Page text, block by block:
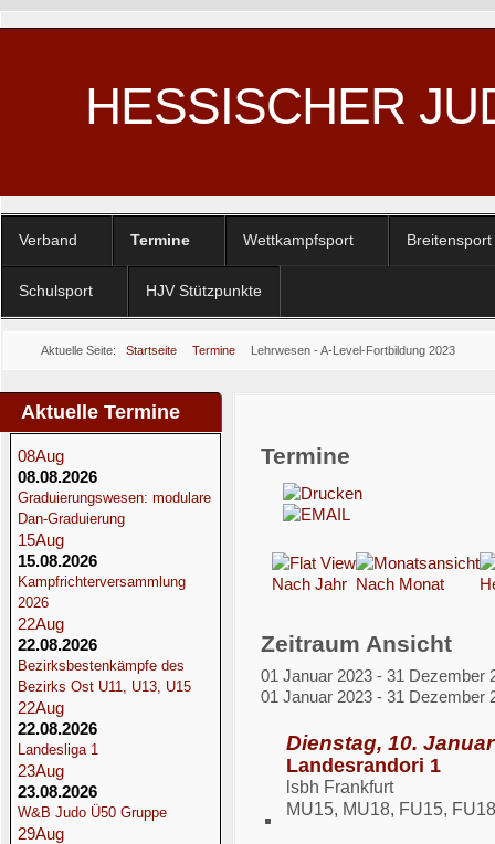
HESSISCHER
Verband Termine Wettkampfsport Breitensport
Schulsport HJV Stützpunkte
Aktuelle Seite: Startseite Termine Lehrwesen - A-Level-Fortbildung 2023
Aktuelle Termine
08Aug
08.08.2026
Graduierungswesen: modulare
Dan-Graduierung
15Aug
15.08.2026
Kampfrichterversammlung
2026
22Aug
22.08.2026
Bezirksbestenkämpfe des
Bezirks Ost U11, U13, U15
22Aug
22.08.2026
Landesliga 1
23Aug
23.08.2026
W&B Judo Ü50 Gruppe
29Aug
Termine
Nach Jahr Nach Monat
Zeitraum Ansicht
01 Januar 2023 - 31 Dezember
01 Januar 2023 - 31 Dezember
Dienstag, 10.
Landesrandori 1
lsbh Frankfurt
MU15, MU18, FU15,